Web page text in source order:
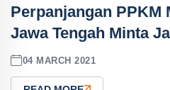
Perpanjangan PPKM
Jawa Tengah Minta
04 MARCH 2021